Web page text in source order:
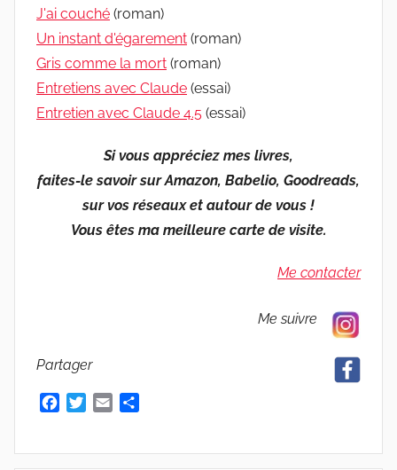
J'ai couché (roman)
Un instant d'égarement (roman)
Gris comme la mort (roman)
Entretiens avec Claude (essai)
Entretien avec Claude 4.5 (essai)
Si vous appréciez mes livres,
faites-le savoir sur Amazon, Babelio, Goodreads,
sur vos réseaux et autour de vous !
Vous êtes ma meilleure carte de visite.
Me contacter
Me suivre
Partager